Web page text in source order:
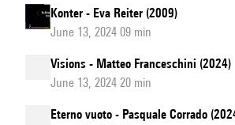
Konter - Eva Reiter (2009)
June 13, 2024 09 min
Visions - Matteo Franceschini (2024)
June 13, 2024 20 min
Eterno vuoto - Pasquale Corrado